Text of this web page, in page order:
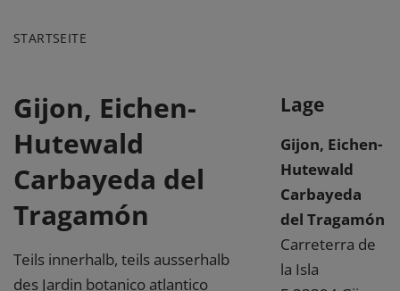
STARTSEITE
Gijon, Eichen-
Hutewald
Carbayeda del
Tragamón
Teils innerhalb, teils ausserhalb
des Jardin botanico atlantico
Lage
Gijon, Eichen-
Hutewald
Carbayeda
del Tragamón
Carreterra de
la Isla